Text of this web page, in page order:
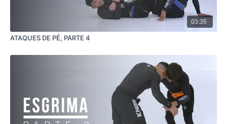
03:35
ATAQUES DE PÉ, PARTE 4